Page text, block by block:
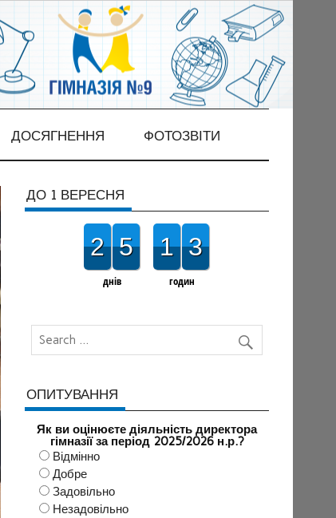
ДОСЯГНЕННЯ ФОТОЗВІТИ
ДО 1 ВЕРЕСНЯ
2 5
днів
1 3
годин
ОПИТУВАННЯ
Як ви оцінюєте діяльність директора
гімназії за період 2025/2026 н.р.?
Відмінно
Добре
Задовільно
Незадовільно